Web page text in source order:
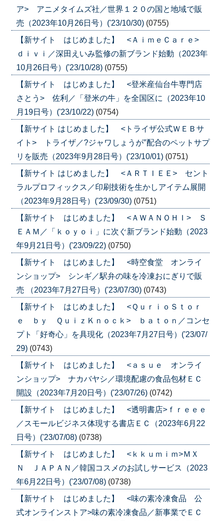
ア> アニメタイムズ社／世界１２０の国と地域で販
売（2023年10月26日号）('23/10/30) (0755)
【新サイト はじめました】 <ＡｉｍｅＣａｒｅ>
ｄｉｖｉ／深田えいみ監修の新ブランド始動（2023年
10月26日号）('23/10/28) (0755)
【新サイト はじめました】 <登米産仙台牛専門店
さとう> 佐利／「登米の牛」を全国区に（2023年10
月19日号）('23/10/22) (0754)
【新サイト はじめました】 <トライザ公式ＷＥＢサ
イト> トライザ／?ジャワしょうが″配合のペットサプ
リを販売（2023年9月28日号）('23/10/01) (0751)
【新サイト はじめました】 <ＡＲＴＩＥＥ> セント
ラルプロフィックス／印刷技術を生かしアイテム展開
（2023年9月28日号）('23/09/30) (0751)
【新サイト はじめました】 <ＡＷＡＮＯＨＩ> Ｓ
ＥＡＭ／「ｋｏｙｏｉ」に次ぐ新ブランド始動（2023
年9月21日号）('23/09/22) (0750)
【新サイト はじめました】 <時空食堂 オンライ
ンショップ> シンギ／駅弁の味を冷凍おにぎりで販
売 （2023年7月27日号）('23/07/30) (0743)
【新サイト はじめました】 <ＱｕｒｉｏＳｔｏｒ
ｅ ｂｙ ＱｕｉｚＫｎｏｃｋ> ｂａｔｏｎ／コンセ
プト「好奇心」を具現化（2023年7月27日号）('23/07/
29) (0743)
【新サイト はじめました】 <ａｓｕｅ オンライ
ンショップ> ナカバヤシ／環境配慮の食品包材ＥＣ
開設（2023年7月20日号）('23/07/26) (0742)
【新サイト はじめました】 <透明書店>ｆｒｅｅｅ
／スモールビジネス体現する書店ＥＣ（2023年6月22
日号）('23/07/08) (0738)
【新サイト はじめました】 <ｋｋｕｍｉｍ>ＭＸ
Ｎ ＪＡＰＡＮ／韓国コスメのお試しサービス（2023
年6月22日号）('23/07/08) (0738)
【新サイト はじめました】 <味の素冷凍食品 公
式オンラインストア>味の素冷凍食品／新事業でＥＣ